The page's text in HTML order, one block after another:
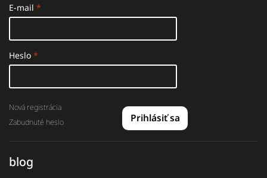
E-mail
Heslo
Prihlásiť sa
Nová registrácia
Zabudnuté heslo
blog